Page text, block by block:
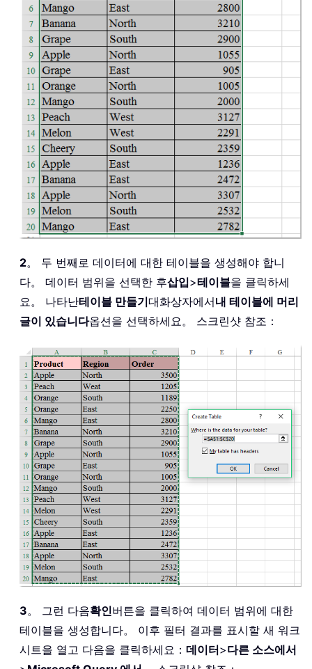
2。 두 번째로 데이터에 대한 테이블을 생성해야 합니
다。 데이터 범위을 선택한 후삽입>테이블을 클릭하세
요。 나타난테이블 만들기대화상자에서내 테이블에 머리
글이 있습니다옵션을 선택하세요。 스크린샷 참조：
3。 그런 다음확인버튼을 클릭하여 데이터 범위에 대한
테이블을 생성합니다。 이후 필터 결과를 표시할 새 워크
시트을 열고 다음을 클릭하세요： 데이터>다른 소스에서